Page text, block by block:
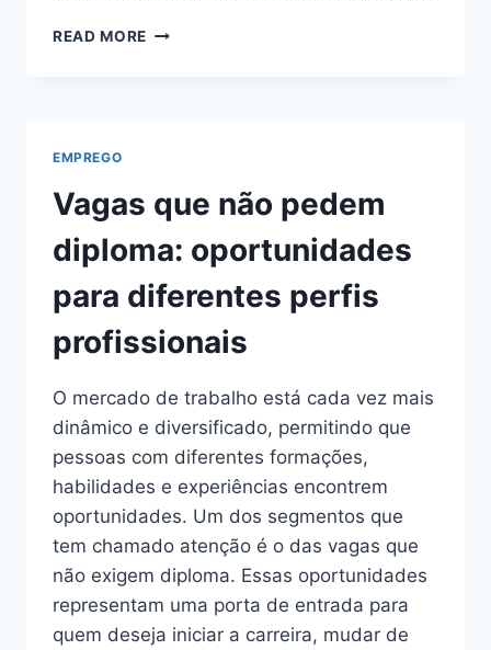
READ MORE EMPREGOS
ESTRATÉGIAS
PARA
RECOLOCAÇÃO
NO
MERCADO
DE
TRABALHO
EMPREGO
Vagas que não pedem
diploma: oportunidades
para diferentes perfis
profissionais
O mercado de trabalho está cada vez mais
dinâmico e diversificado, permitindo que
pessoas com diferentes formações,
habilidades e experiências encontrem
oportunidades. Um dos segmentos que
tem chamado atenção é o das vagas que
não exigem diploma. Essas oportunidades
representam uma porta de entrada para
quem deseja iniciar a carreira, mudar de